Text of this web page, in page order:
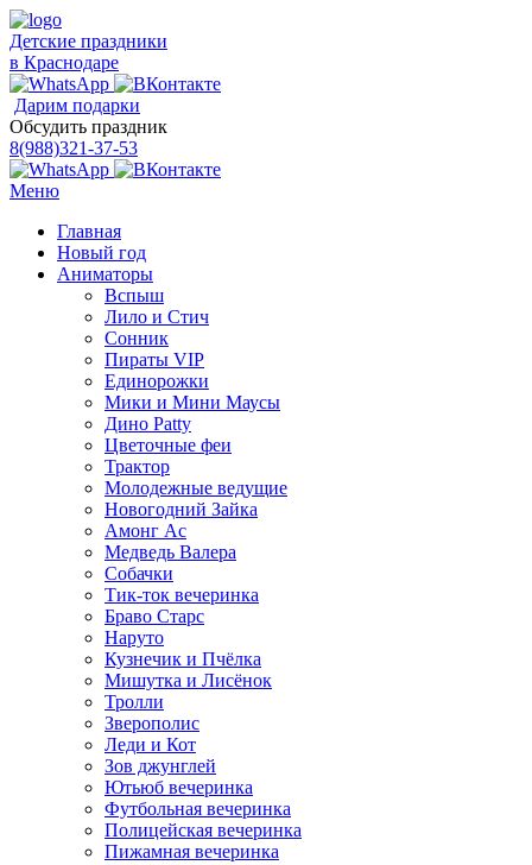
Детские праздники
в Краснодаре
Дарим подарки
Обсудить праздник
8(988)321-37-53
Меню
Главная
Новый год
Аниматоры
Вспыш
Лило и Стич
Сонник
Пираты VIP
Единорожки
Мики и Мини Маусы
Дино Patty
Цветочные феи
Трактор
Молодежные ведущие
Новогодний Зайка
Амонг Ас
Медведь Валера
Собачки
Тик-ток вечеринка
Браво Старс
Наруто
Кузнечик и Пчёлка
Мишутка и Лисёнок
Тролли
Зверополис
Леди и Кот
Зов джунглей
Ютьюб вечеринка
Футбольная вечеринка
Полицейская вечеринка
Пижамная вечеринка